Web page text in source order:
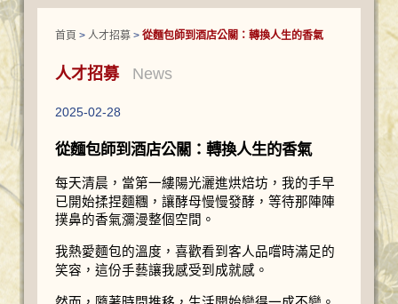
首頁 > 人才招募 >從麵包師到酒店公關：轉換人生的香氣
人才招募 News
2025-02-28
從麵包師到酒店公關：轉換人生的香氣
每天清晨，當第一縷陽光灑進烘焙坊，我的手早
已開始揉捏麵糰，讓酵母慢慢發酵，等待那陣陣
撲鼻的香氣瀰漫整個空間。
我熱愛麵包的溫度，喜歡看到客人品嚐時滿足的
笑容，這份手藝讓我感受到成就感。